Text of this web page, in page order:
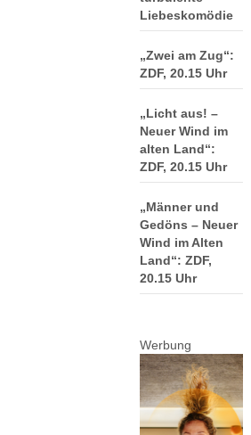
Liebeskomödie
„Zwei am Zug“:
ZDF, 20.15 Uhr
„Licht aus! –
Neuer Wind im
alten Land“:
ZDF, 20.15 Uhr
„Männer und
Gedöns – Neuer
Wind im Alten
Land“: ZDF,
20.15 Uhr
Werbung